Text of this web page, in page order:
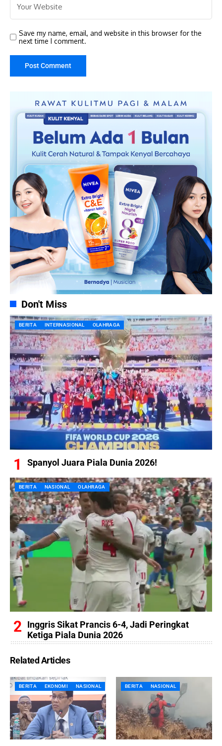
Save my name, email, and website in this browser for the
next time I comment.
Don't Miss
BERITA INTERNASIONAL OLAHRAGA
Spanyol Juara Piala Dunia 2026!
BERITA NASIONAL OLAHRAGA
Inggris Sikat Prancis 6-4, Jadi Peringkat
Ketiga Piala Dunia 2026
Related Articles
BERITA EKONOMI NASIONAL BERITA NASIONAL